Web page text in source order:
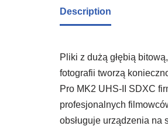
Description
Pliki z dużą głębią
fotografii tworzą
Pro MK2 UHS-II SDXC
profesjonalnych
obsługuje urządzenia na